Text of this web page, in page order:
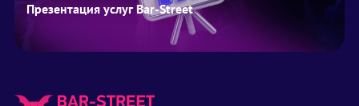
Презентация услуг Bar-Street